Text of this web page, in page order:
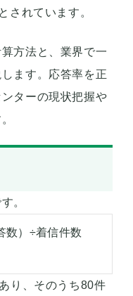
されています。
方法と、業界で一
ます。応答率を正
ターの現状把握や
。
数）÷着信件数
り、そのうち80件